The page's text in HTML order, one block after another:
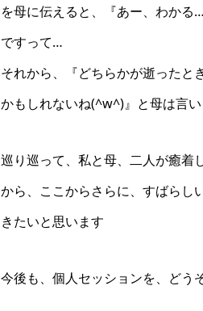
を母に伝えると、『あー、わかる
ですって…
それから、『どちらかが逝ったと
かもしれないね(^w^)』と母は言
巡り巡って、私と母、二人が癒着
から、ここからさらに、すばらし
きたいと思います
今後も、個人セッションを、どう